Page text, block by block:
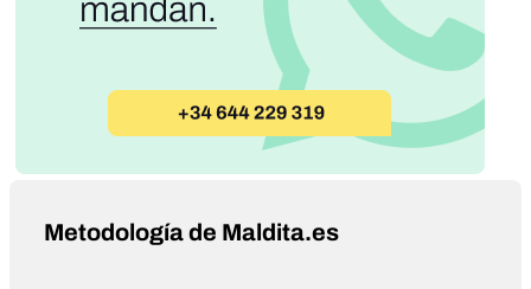
Metodología de Maldita.es